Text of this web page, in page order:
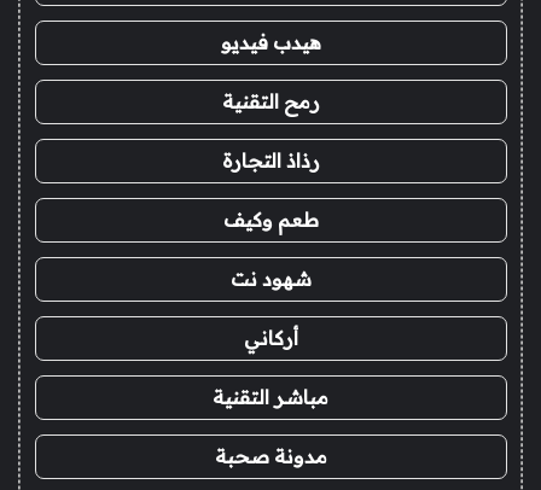
هيدب فيديو
رمح التقنية
رذاذ التجارة
طعم وكيف
شهود نت
أركاني
مباشر التقنية
مدونة صحبة